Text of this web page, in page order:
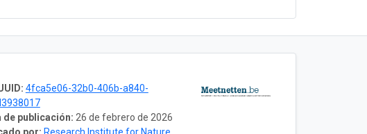
4fca5e06-32b0-406b-a840-
de publicación: 26 de febrero de 2026
por: Research Institute for Nature